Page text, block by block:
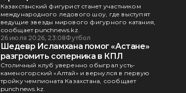
Казахстанский фигурист станет участником
международного ледового шоу, где выступят
ведущие звезды мирового фигурного катания,
сообщает punchnews.kz.
26 июля 2026, 23:08Футбол
Шедевр Исламхана помог «Астане»
разгромить соперника в КПЛ
Столичный клуб уверенно обыграл усть-
каменогорский «Алтай» и вернулся в первую
тройку чемпионата Казахстана, сообщает
punchnews.kz.